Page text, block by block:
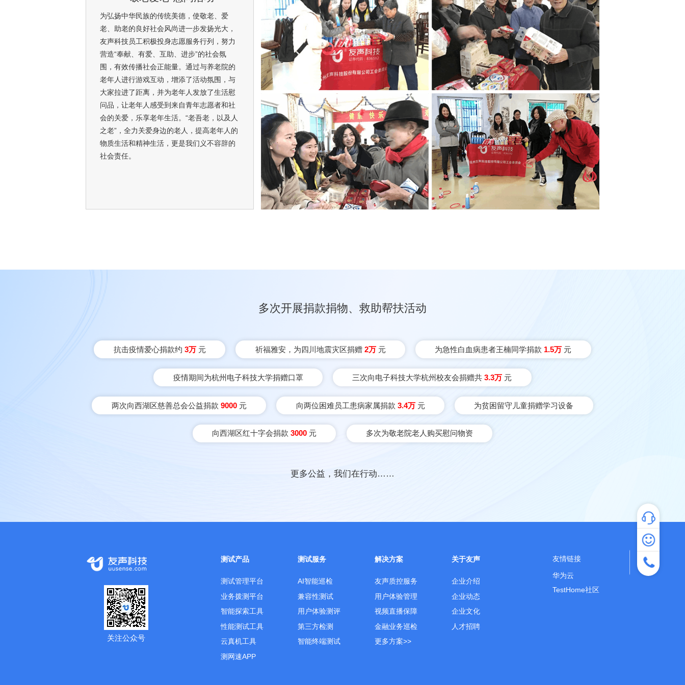
社会责任。
多次开展捐款捐物、救助帮扶活动
抗击疫情爱心捐款约 3万元 祈福雅安，为四川地震灾区捐赠 2万元 为急性白血病患者王楠同学捐款 1.5万 元
疫情期间为杭州电子科技大学捐赠口罩 三次向电子科技大学杭州校友会捐赠共3.3万 元
两次向西湖区慈善总会公益捐款 9000元 向两位困难员工患病家属捐款 3.4万元 为贫困留守儿童捐赠学习设备
向西湖区红十字会捐款3000 元 多次为敬老院老人购买慰问物资
更多公益，我们在行动……
关注公众号
测试产品
测试管理平台
业务拨测平台
智能探索工具
性能测试工具
云真机工具
测网速APP
测试服务
AI智能巡检
兼容性测试
用户体验测评
第三方检测
智能终端测试
解决方案
友声质控服务
用户体验管理
视频直播保障
金融业务巡检
更多方案>>
关于友声
企业介绍
企业动态
企业文化
人才招聘
友情链接
华为云
TestHome社区
专家咨询
热线咨询
服务时间：